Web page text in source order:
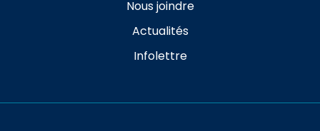
Nous joindre
Actualités
Infolettre